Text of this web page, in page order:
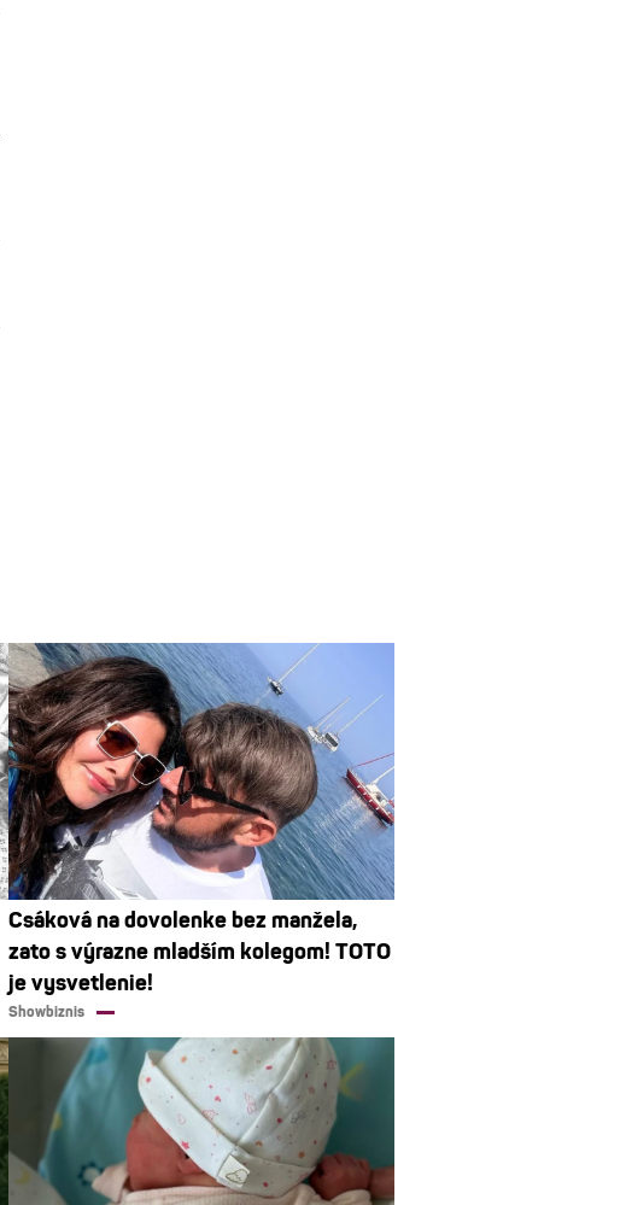
Csáková na dovolenke bez manžela,
zato s výrazne mladším kolegom! TOTO
je vysvetlenie!
Showbiznis